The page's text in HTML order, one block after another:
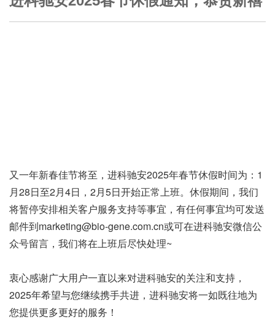
又一年新春佳节将至，进科驰安2025年春节休假时间为：1
月28日至2月4日，2月5日开始正常上班。休假期间，我们
将暂停安排相关客户服务支持等事宜，有任何事宜均可发送
邮件到marketing@bio-gene.com.cn或可在进科驰安微信公
众号留言，我们将在上班后尽快处理~
衷心感谢广大用户一直以来对进科驰安的关注和支持，
2025年希望与您继续携手共进，进科驰安将一如既往地为
您提供更多更好的服务！